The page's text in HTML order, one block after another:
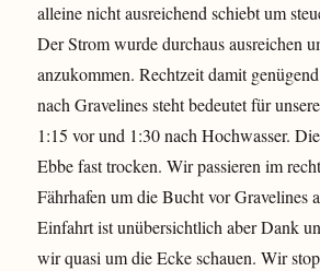
alleine nicht ausreichend schiebt um
Der Strom wurde durchaus ausreichen
anzukommen. Rechtzeit damit
nach Gravelines steht bedeutet für
1:15 vor und 1:30 nach Hochwasser.
Ebbe fast trocken. Wir passieren im
Fährhafen um die Bucht vor Gravelines
Einfahrt ist unübersichtlich aber Dank
wir quasi um die Ecke schauen. Wir